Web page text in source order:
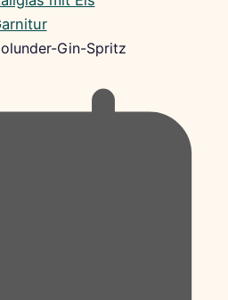
Gin-Spritz